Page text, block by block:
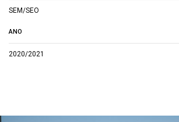
SEM/SEO
ANO
2020/2021